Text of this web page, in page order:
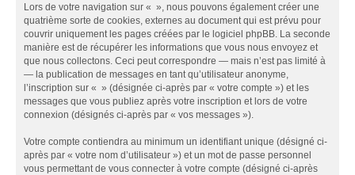
Lors de votre navigation sur « », nous pouvons également créer une
quatrième sorte de cookies, externes au document qui est prévu pour
couvrir uniquement les pages créées par le logiciel phpBB. La seconde
manière est de récupérer les informations que vous nous envoyez et
que nous collectons. Ceci peut correspondre — mais n’est pas limité à
— la publication de messages en tant qu’utilisateur anonyme,
l’inscription sur « » (désignée ci-après par « votre compte ») et les
messages que vous publiez après votre inscription et lors de votre
connexion (désignés ci-après par « vos messages »).
Votre compte contiendra au minimum un identifiant unique (désigné ci-
après par « votre nom d’utilisateur ») et un mot de passe personnel
vous permettant de vous connecter à votre compte (désigné ci-après